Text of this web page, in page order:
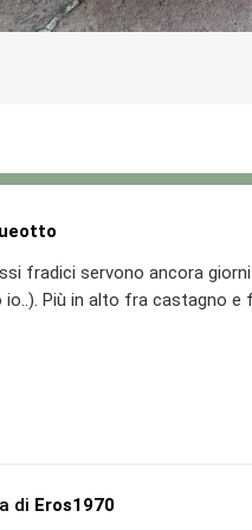
fradici servono ancora
io..). Più in alto fra castagno e
di Eros1970